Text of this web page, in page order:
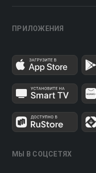
ПРИЛОЖЕНИЯ
МЫ В СОЦСЕТЯХ